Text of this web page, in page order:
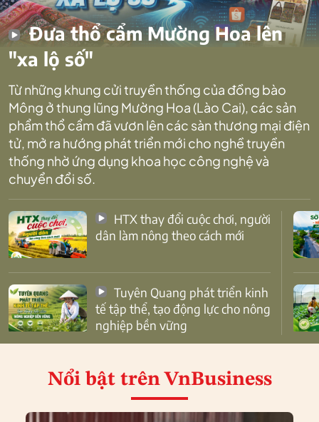
Đưa thổ cẩm Mường Hoa lên
"xa lộ số"
Từ những khung cửi truyền thống của đồng bào
Mông ở thung lũng Mường Hoa (Lào Cai), các sản
phẩm thổ cẩm đã vươn lên các sàn thương mại điện
tử, mở ra hướng phát triển mới cho nghề truyền
thống nhờ ứng dụng khoa học công nghệ và
chuyển đổi số.
dân làm nông theo cách mới
tế tập thể, tạo động lực cho nông
nghiệp bền vững
Nổi bật trên VnBusiness